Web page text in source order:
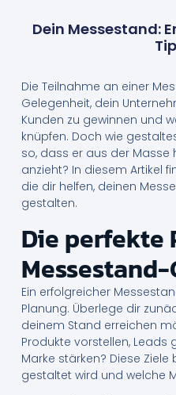
Dein Messestand:
Die Teilnahme an einer
Gelegenheit, dein
Kunden zu gewinnen und
knüpfen. Doch wie
so, dass er aus der
anzieht? In diesem Artikel
die dir helfen, deinen
gestalten.
Die perfekte
Ein erfolgreicher
Planung. Überlege dir
deinem Stand erreichen
Produkte vorstellen, Leads
Marke stärken? Diese
gestaltet wird und welche